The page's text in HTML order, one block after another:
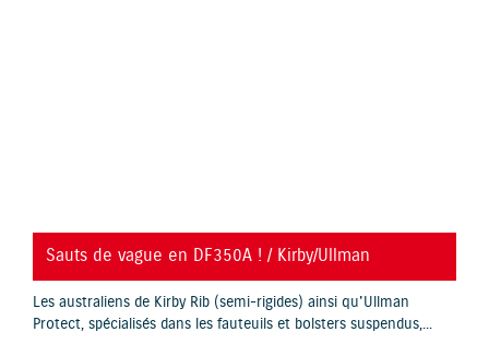
YouTube is disabled. Allow
Sauts de vague en DF350A ! / Kirby/Ullman
Les australiens de Kirby Rib (semi-rigides) ainsi qu'Ullman
Protect, spécialisés dans les fauteuils et bolsters suspendus,...